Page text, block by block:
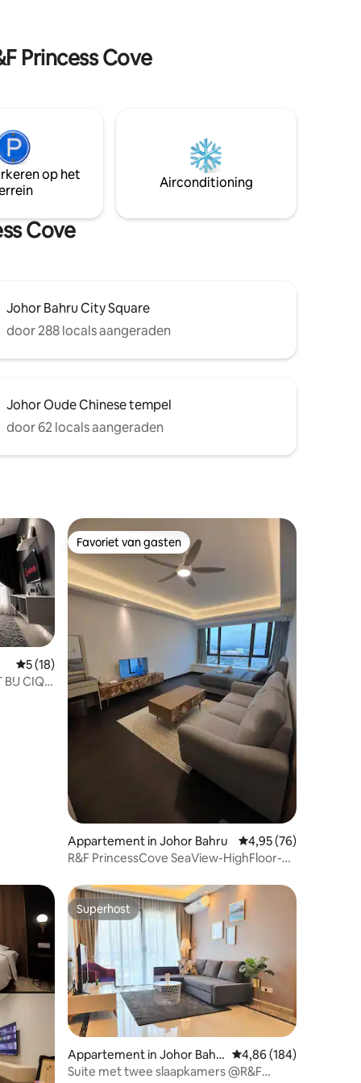
aanwezig. Toplocatie: grenzend aan
Singapore en op 5 minuten lopen naar
Princess Cove
op het
Airconditioning
Cove
Johor Bahru City Square
door 288 locals aangeraden
Johor Oude Chinese tempel
door 62 locals aangeraden
Gemiddelde beoordeling van 5 uit 5, 18 recensies
5 (18)
CIQ &
Favoriet van gasten
Favoriet van gasten
Appartement in Johor Bahru Gemiddelde
4,95 (76)
R&F PrincessCove SeaView-HighFloor-
Superhost
Superhost
Appartement in Johor Bahr
u
Gemiddelde
4,86 (184)
Suite met twee slaapkamers @R&F